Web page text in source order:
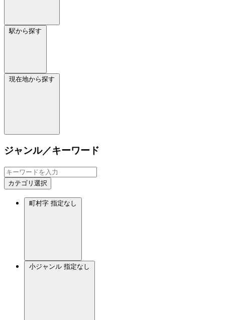
駅から探す
現在地から探す
ジャンル／キーワード
カテゴリ選択
町村字 指定なし
小ジャンル 指定なし